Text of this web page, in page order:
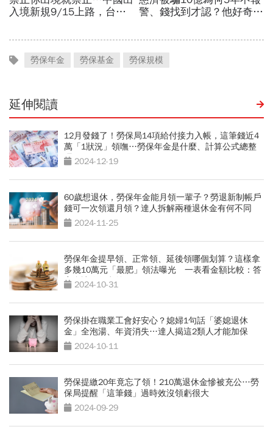
勞保年金 勞保基金 勞保規模
延伸閱讀
12月發錢了！勞保局14項給付接力入帳，這筆錢近4
萬「1狀況」領嘸…勞保年金是什麼、計算公式總整
理 2024-12-19
60歲想退休，勞保年金能月領一輩子？勞退新制帳戶
錢可一次領還月領？達人拆解兩種退休金有何不同
2024-11-25
勞保年金提早領、正常領、延後領哪個划算？這樣拿
多幾10萬元「最肥」領法曝光 一表看金額比較：答
案會讓你很意外
2024-10-31
勞保掛在職業工會好安心？媳婦1句話「婆媳退休
金」全泡湯、年資消失…達人揭這2類人才能加保
2024-10-11
勞保提繳20年竟忘了領！210萬退休金慘被充公…勞
保局提醒「這筆錢」過時效沒領虧很大
2024-09-29